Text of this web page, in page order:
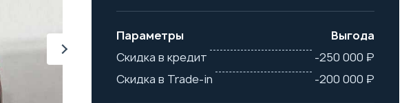
Параметры
Выгода
Скидка в кредит
-250 000 ₽
Скидка в Trade-in
-200 000 ₽